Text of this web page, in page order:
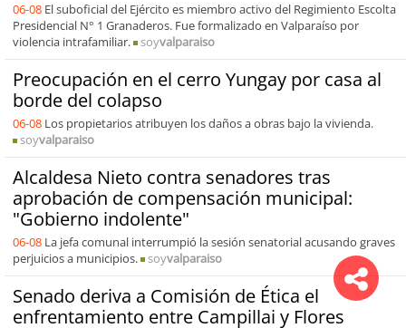
06-08 El suboficial del Ejército es miembro activo del Regimiento Escolta
Presidencial N° 1 Granaderos. Fue formalizado en Valparaíso por
violencia intrafamiliar.
soyvalparaiso
Preocupación en el cerro Yungay por casa al
borde del colapso
06-08 Los propietarios atribuyen los daños a obras bajo la vivienda.
soyvalparaiso
Alcaldesa Nieto contra senadores tras
aprobación de compensación municipal:
"Gobierno indolente"
06-08 La jefa comunal interrumpió la sesión senatorial acusando graves
perjuicios a municipios.
soyvalparaiso
Senado deriva a Comisión de Ética el
enfrentamiento entre Campillai y Flores